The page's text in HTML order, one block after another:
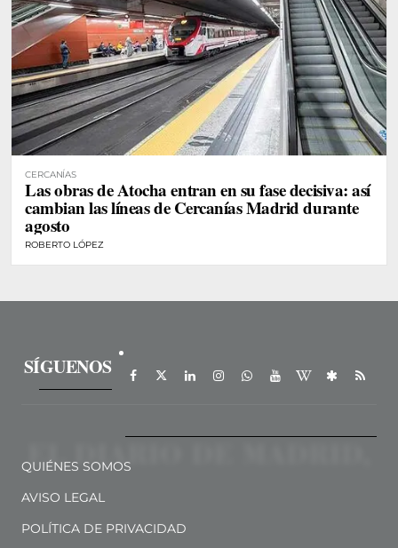
CERCANÍAS
Las obras de Atocha entran en su fase decisiva: así
cambian las líneas de Cercanías Madrid durante
agosto
ROBERTO LÓPEZ
SÍGUENOS
QUIÉNES SOMOS
AVISO LEGAL
POLÍTICA DE PRIVACIDAD